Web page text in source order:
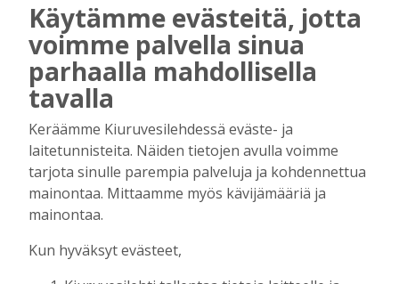
AIEMMIN AIHEESTA
rahoitusasiat, työllisyys, lääkäripula… –
ministeri Sari Essayahin kanssa piisasi
Käytämme evästeitä, jotta
voimme palvella sinua
parhaalla mahdollisella
tavalla
Keräämme Kiuruvesilehdessä eväste- ja
laitetunnisteita. Näiden tietojen avulla voimme
tarjota sinulle parempia palveluja ja kohdennettua
mainontaa. Mittaamme myös kävijämääriä ja
mainontaa.
Kun hyväksyt evästeet,